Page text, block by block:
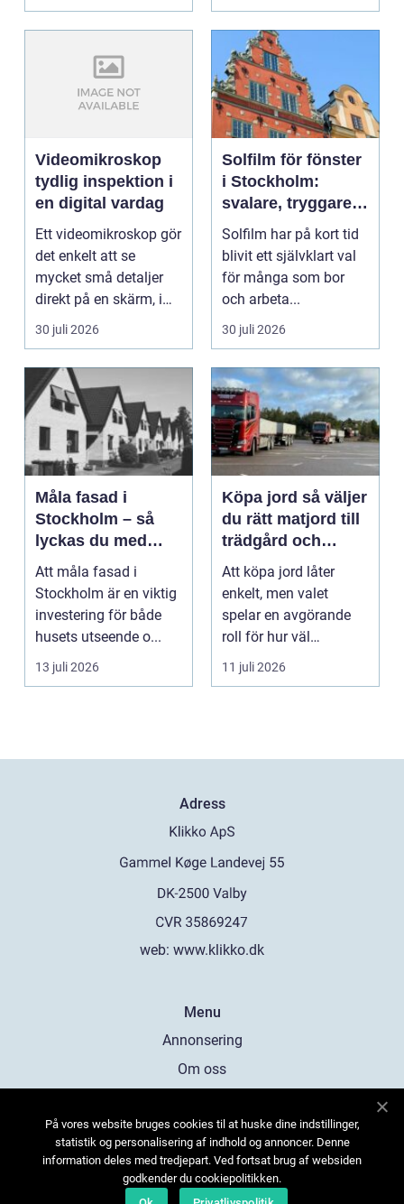
Videomikroskop
tydlig inspektion i
en digital vardag
Ett videomikroskop gör
det enkelt att se
mycket små detaljer
direkt på en skärm, i
stället för genom...
30 juli 2026
Solfilm för fönster
i Stockholm:
svalare, tryggare
och mer privat
inomhusmiljö
Solfilm har på kort tid
blivit ett självklart val
för många som bor
och arbeta...
30 juli 2026
Måla fasad i
Stockholm – så
lyckas du med
fasadmålning i
Stockholm
Att måla fasad i
Stockholm är en viktig
investering för både
husets utseende o...
13 juli 2026
Köpa jord så väljer
du rätt matjord till
trädgård och
anläggning
Att köpa jord låter
enkelt, men valet
spelar en avgörande
roll för hur väl
gräsmatta, rabatter
och p...
11 juli 2026
Adress
web: www.klikko.dk
Menu
Annonsering
Om oss
Kontakta oss
Sitemap
På vores website bruges cookies til at huske dine indstillinger,
statistik og personalisering af indhold og annoncer. Denne
information deles med tredjepart. Ved fortsat brug af websiden
godkender du cookiepolitikken.